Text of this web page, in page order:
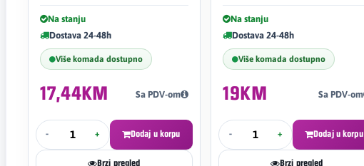
Na stanju
Dostava 24-48h
Više komada dostupno
17,44KM Sa PDV-om
- + Dodaj u korpu
Brzi pregled
Na stanju
Dostava 24-48h
Više komada dostupno
19KM Sa PDV-om
- + Dodaj u korpu
Brzi pregled